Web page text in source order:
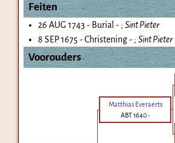
Feiten
26 AUG 1743 - Burial - ; Sint Pieter
8 SEP 1675 - Christening - ; Sint Pieter
Voorouders
Matthias Everaerts
ABT 1640-